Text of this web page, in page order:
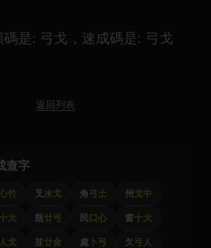
碼是: 弓戈，速成碼是: 弓戈
返回列表
查字
竹 叉 水戈 角弓土 州 戈中
大 瓶廿弓 民口心 窗十大
人戈 並廿金 處 卜弓 欠弓人